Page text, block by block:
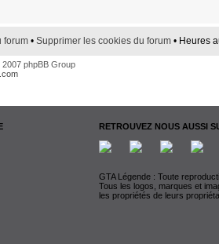
forum • Supprimer les cookies du forum • Heures
phpBB Group
RETROUVEZ NOUS AUSSI
GTA Légende : Toute
Tous les logos, marques et
les propriétés de leurs